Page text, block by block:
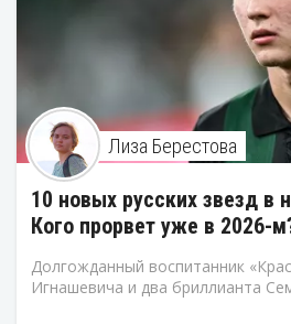
Лиза Берестова
10 новых русских звезд в
Кого прорвет уже в 2026-
Долгожданный воспитанник
Игнашевича и два бриллианта